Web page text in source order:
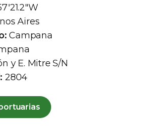
Aires
Campana
y E. Mitre S/N
2804